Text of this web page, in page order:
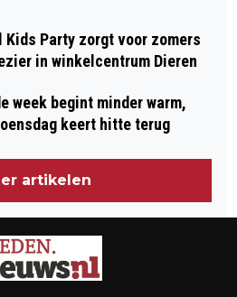
Kids Party zorgt voor zomers
in winkelcentrum Dieren
week begint minder warm,
keert hitte terug
artikelen